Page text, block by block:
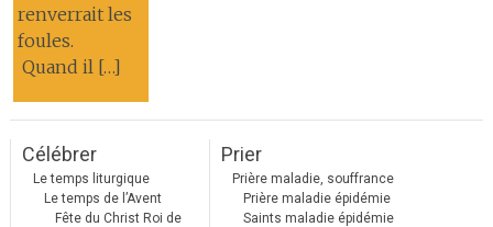
renverrait les
foules.
Quand il […]
Célébrer
Le temps liturgique
Le temps de l’Avent
Fête du Christ Roi de
Prier
Prière maladie, souffrance
Prière maladie épidémie
Saints maladie épidémie